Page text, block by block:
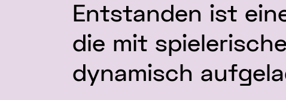
Entstanden ist
die mit
dynamisch